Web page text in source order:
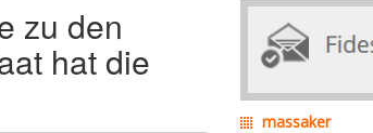
zu den
hat die
massaker